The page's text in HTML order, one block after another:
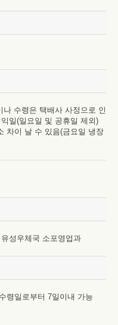
수령은 택배사 사정으로 인
일(일요일 및 공휴일 제외)
차이 날 수 있음(금요일 냉장
성우체국 소포영업과
령일로부터 7일이내 가능